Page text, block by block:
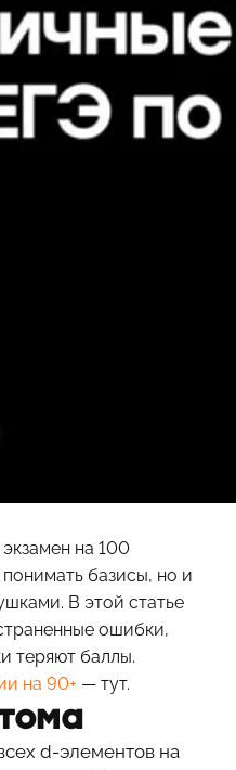
на 100
базисы, но и
В этой статье
ошибки,
теряют баллы.
на 90+ — тут.
d-элементов на